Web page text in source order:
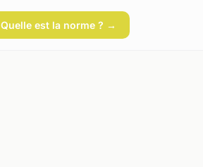
Quelle est la norme ? →